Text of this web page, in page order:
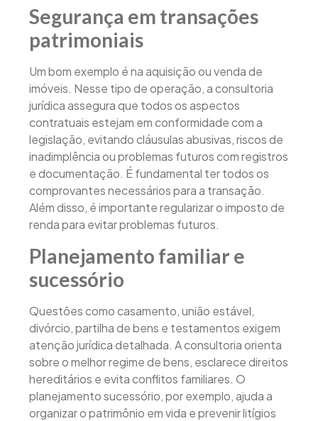
Segurança em transações
patrimoniais
Um bom exemplo é na aquisição ou venda de
imóveis. Nesse tipo de operação, a consultoria
jurídica assegura que todos os aspectos
contratuais estejam em conformidade com a
legislação, evitando cláusulas abusivas, riscos de
inadimplência ou problemas futuros com registros
e documentação. É fundamental ter todos os
comprovantes necessários para a transação.
Além disso, é importante regularizar o imposto de
renda para evitar problemas futuros.
Planejamento familiar e
sucessório
Questões como casamento, união estável,
divórcio, partilha de bens e testamentos exigem
atenção jurídica detalhada. A consultoria orienta
sobre o melhor regime de bens, esclarece direitos
hereditários e evita conflitos familiares. O
planejamento sucessório, por exemplo, ajuda a
organizar o patrimônio em vida e prevenir litígios